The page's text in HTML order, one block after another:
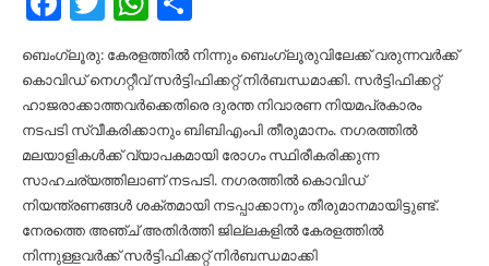
ബെംഗ്ലൂരു: കേരളത്തില്‍ നിന്നും ബെംഗ്ലൂരുവിലേക്ക് വരുന്നവര്‍ക്ക്
കൊവിഡ് നെഗറ്റീവ് സര്‍ട്ടിഫിക്കറ്റ് നിര്‍ബന്ധമാക്കി. സര്‍ട്ടിഫിക്കറ്റ്
ഹാജരാക്കാത്തവര്‍ക്കെതിരെ ദുരന്ത നിവാരണ നിയമപ്രകാരം
നടപടി സ്വീകരിക്കാനും ബിബിഎംപി തീരുമാനം. നഗരത്തില്‍
മലയാളികള്‍ക്ക് വ്യാപകമായി രോഗം സ്ഥിരീകരിക്കുന്ന
സാഹചര്യത്തിലാണ് നടപടി. നഗരത്തില്‍ കൊവിഡ്
നിയന്ത്രണങ്ങള്‍ ശക്തമായി നടപ്പാക്കാനും തീരുമാനമായിട്ടുണ്ട്.
നേരത്തെ അഞ്ച് അതിര്‍ത്തി ജില്ലകളില്‍ കേരളത്തില്‍
നിന്നുള്ളവര്‍ക്ക് സര്‍ട്ടിഫിക്കറ്റ് നിര്‍ബന്ധമാക്കി